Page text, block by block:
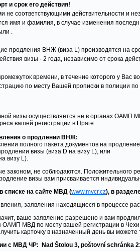
и срок его действия!
не соответствующими действительности и
имя и фамилия, в случае изменения
.
продления ВНЖ (виза L) производятся на
визы - 2 года, независимо от срока
времени, в течение которого у Вас
по месту Вашей прописки в полиции
визы осуществляется не в органах
вашей регистрации в Праге.
о продлении ВНЖ:
полного пакета документов на
визы (виза D на визу L), или
визу L).
законом, не соблюдаются. Положительного
визы вам присваивается
списке на сайте МВД (www.mvcr.cz), в
заявления находящиеся в процессе
ваше заявление разрешено и вам
МВД по месту вашей регистрации в
карточку в назначенный день вы
с МВД ЧР: Nad Štolou 3, poštovní schránka